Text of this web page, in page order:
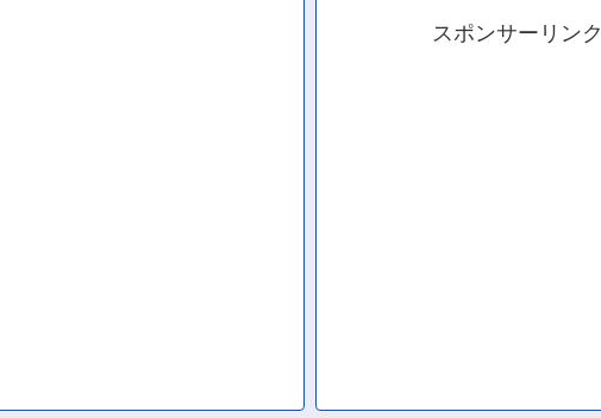
スポンサーリンク